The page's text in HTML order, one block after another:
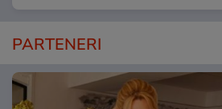
PARTENERI